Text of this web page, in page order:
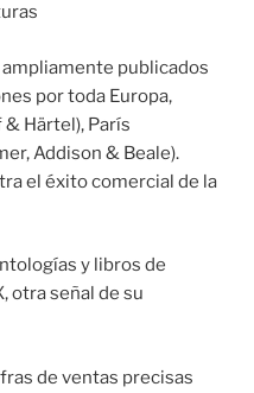
publicados
por toda Europa,
Härtel), París
Addison & Beale).
el éxito comercial de la
y libros de
otra señal de su
de ventas precisas